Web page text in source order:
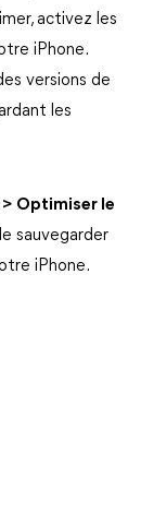
activez les
iPhone.
versions de
les
> Optimiser le
sauvegarder
iPhone.